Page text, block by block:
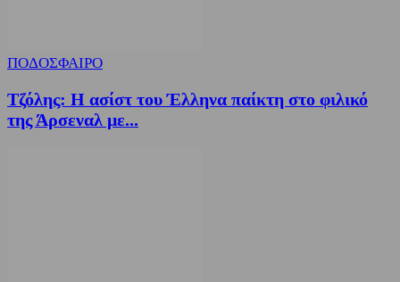
ΠΟΔΟΣΦΑΙΡΟ
Τζόλης: Η ασίστ του Έλληνα παίκτη στο φιλικό
της Άρσεναλ με...